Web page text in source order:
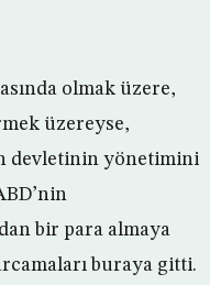
olmak üzere,
üzereyse,
devletinin yönetimini
bir para almaya
buraya gitti.